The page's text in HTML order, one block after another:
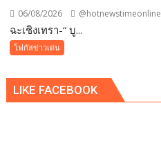
06/08/2026 @hotnewstimeonline
ฉะเชิงเทรา-​“ บู...
โฟกัสข่าวเด่น
LIKE FACEBOOK